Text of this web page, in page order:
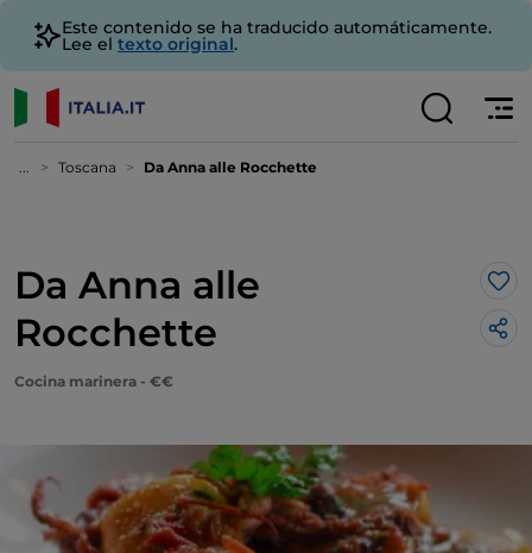
Este contenido se ha traducido automáticamente.
Lee el texto original.
... Toscana Da Anna alle Rocchette
Da Anna alle
Rocchette
Me
Cocina marinera - €€